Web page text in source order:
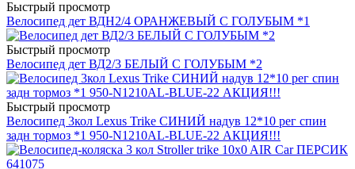
Быстрый просмотр
Велосипед дет ВДН2/4 ОРАНЖЕВЫЙ С ГОЛУБЫМ *1
Быстрый просмотр
Велосипед дет ВД2/3 БЕЛЫЙ С ГОЛУБЫМ *2
Быстрый просмотр
Велосипед 3кол Lexus Trike СИНИЙ надув 12*10 рег спин
задн тормоз *1 950-N1210AL-BLUE-22 АКЦИЯ!!!